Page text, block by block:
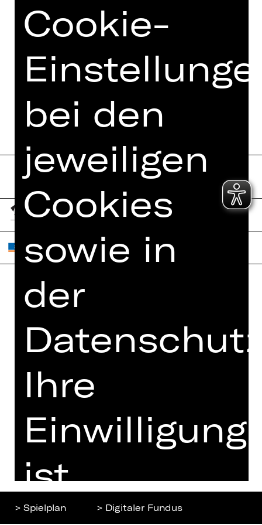
PRESSESTIMMEN
FUNDUS
Home
Künstler*innen
Kartenkauf
Abos 26/27
Presse
Kontakt
Interner Bereich
ZVB/L
Cookies
> Spielplan > Digitaler Fundus
Cookie-
bei den
jeweiligen
Cookies
sowie in
der
Ihre
Einwilligung
ist